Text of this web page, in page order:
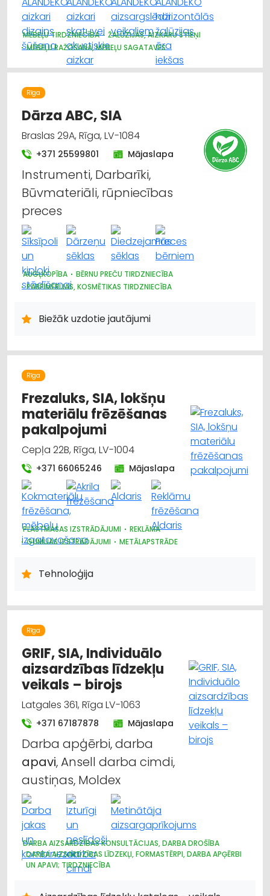
MĒBEĻU TIRDZNIECĪBA
ŽALŪZIJAS, AIZKARU STIEŅI
MĒBEĻU RAŽOŠANA, MĒBEĻU SAGATAVES
AUDUMU UN AIZKARU TIRDZNIECĪBA
DIZAINS UN INTERJERS; PRIEKŠMETI UN PAKALPOJUMI
MARKĪZES
SUVENĪRI, DĀVANAS
Rīga
Dārza ABC, SIA
Braslas 29A, Rīga, LV-1084
+371 25599801 Mājaslapa
Instrumenti, Darbarīki,
Būvmateriāli, rūpniecības
preces
AUGĻKOPĪBA
BĒRNU PREČU TIRDZNIECĪBA
PARFIMĒRIJAS, KOSMĒTIKAS TIRDZNIECĪBA
HIGIĒNAS PRECES
ZOOPRECES, DZĪVNIEKU KOPŠANA UN APRŪPE
HOBIJA PRECES
SĒKLAS UN STĀDI
DĀRZA TEHNIKA UN INVENTĀRS
Biežāk uzdotie jautājumi
Rīga
Frezaluks, SIA, lokšņu
materiālu frēzēšanas
pakalpojumi
Cepļa 22B, Rīga, LV-1004
+371 66065246 Mājaslapa
PLASTMASAS IZSTRĀDĀJUMI
REKLĀMA
GUMIJAS IZSTRĀDĀJUMI
METĀLAPSTRĀDE
Tehnoloģija
Rīga
GRIF, SIA, Individuālo
aizsardzības līdzekļu
veikals – birojs
Latgales 361, Rīga LV-1063
+371 67187878 Mājaslapa
Darba apģērbi, darba
apavi, Ansell darba cimdi,
austiņas, Moldex
DARBA AIZSARDZĪBAS KONSULTĀCIJAS, DARBA DROŠĪBA
DARBA AIZSARDZĪBAS LĪDZEKĻI, FORMASTĒRPI, DARBA APĢĒRBI
UN APAVI; TIRDZNIECĪBA
DARBA AIZSARDZĪBAS LĪDZEKĻI, DARBA APĢĒRBI;